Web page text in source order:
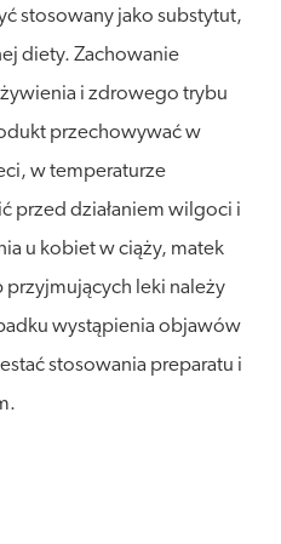
stosowany jako substytut,
diety. Zachowanie
i zdrowego trybu
przechowywać w
w temperaturze
przed działaniem wilgoci i
u kobiet w ciąży, matek
przyjmujących leki należy
wystąpienia objawów
stosowania preparatu i